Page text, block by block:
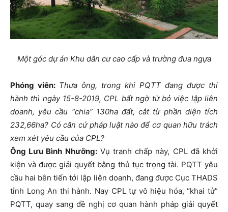
Một góc dự án Khu dân cư cao cấp và trường đua ngựa
Phóng viên: Thưa ông, trong khi PQTT đang được thi
hành thì ngày 15-8-2019, CPL bất ngờ từ bỏ việc lập liên
doanh, yêu cầu “chia” 130ha đất, cắt từ phần diện tích
232,66ha? Có căn cứ pháp luật nào để cơ quan hữu trách
xem xét yêu cầu của CPL?
Ông Lưu Bình Nhưỡng:Vụ tranh chấp này, CPL đã khởi
kiện và được giải quyết bằng thủ tục trọng tài. PQTT yêu
cầu hai bên tiến tới lập liên doanh, đang được Cục THADS
tỉnh Long An thi hành. Nay CPL tự vô hiệu hóa, “khai tử”
PQTT, quay sang đề nghị cơ quan hành pháp giải quyết